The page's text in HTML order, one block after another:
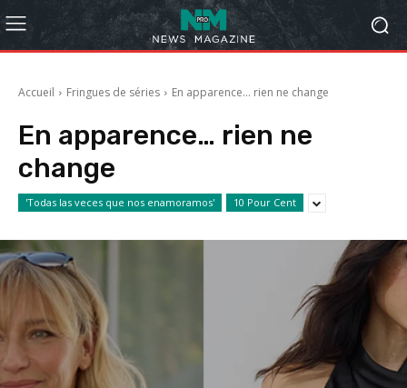
Accueil Fringues de séries En apparence… rien ne change
En apparence… rien ne
change
'Todas las veces que nos enamoramos' 10 Pour Cent